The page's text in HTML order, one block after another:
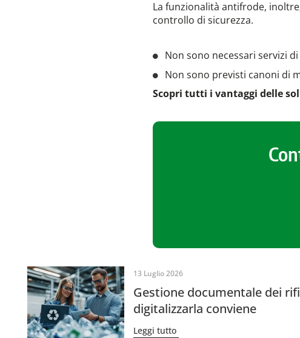
La funzionalità antifrode,
controllo di sicurezza.
Non sono necessari servizi
Non sono previsti canoni di
Scopri tutti i vantaggi delle
13 Luglio 2026
Gestione documentale dei
digitalizzarla conviene
Leggi tutto